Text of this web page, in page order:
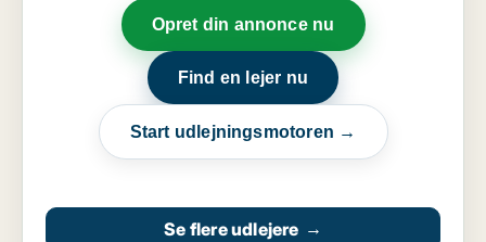
Opret din annonce nu
Find en lejer nu
Start udlejningsmotoren →
Se flere udlejere →